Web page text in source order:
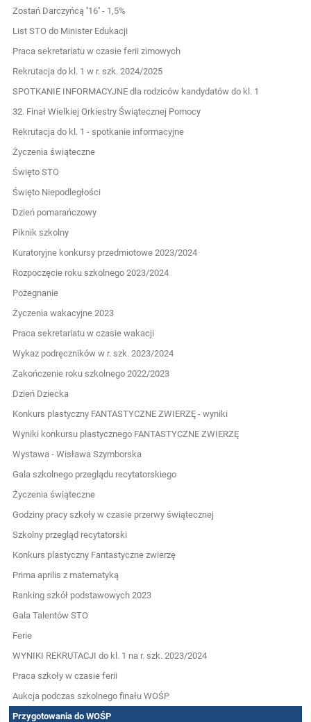
Zostań Darczyńcą ''16'' - 1,5%
List STO do Minister Edukacji
Praca sekretariatu w czasie ferii zimowych
Rekrutacja do kl. 1 w r. szk. 2024/2025
SPOTKANIE INFORMACYJNE dla rodziców kandydatów do kl. 1
32. Finał Wielkiej Orkiestry Świątecznej Pomocy
Rekrutacja do kl. 1 - spotkanie informacyjne
Życzenia świąteczne
Święto STO
Święto Niepodległości
Dzień pomarańczowy
Piknik szkolny
Kuratoryjne konkursy przedmiotowe 2023/2024
Rozpoczęcie roku szkolnego 2023/2024
Pożegnanie
Życzenia wakacyjne 2023
Praca sekretariatu w czasie wakacji
Wykaz podręczników w r. szk. 2023/2024
Zakończenie roku szkolnego 2022/2023
Dzień Dziecka
Konkurs plastyczny FANTASTYCZNE ZWIERZĘ - wyniki
Wyniki konkursu plastycznego FANTASTYCZNE ZWIERZĘ
Wystawa - Wisława Szymborska
Gala szkolnego przeglądu recytatorskiego
Życzenia świąteczne
Godziny pracy szkoły w czasie przerwy świątecznej
Szkolny przegląd recytatorski
Konkurs plastyczny Fantastyczne zwierzę
Prima aprilis z matematyką
Ranking szkół podstawowych 2023
Gala Talentów STO
Ferie
WYNIKI REKRUTACJI do kl. 1 na r. szk. 2023/2024
Praca szkoły w czasie ferii
Aukcja podczas szkolnego finału WOŚP
Przygotowania do WOŚP